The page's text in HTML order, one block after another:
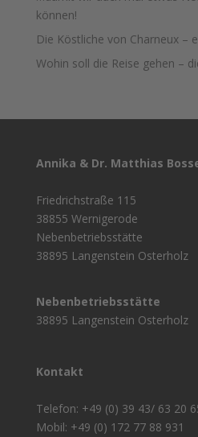
können!
Die Köstliche von Charneux –
Wohin soll die Reise gehen –
Annika & Dr. Matthias
Friedrichstraße 115
38855 Wernigerode
Nebenbetriebsstätte
38895 Langenstein Osterholz
Nebenbetriebsstätte
38895 Langenstein Osterholz
Kontakt
Telefon: +49 (0) 39 43/ 63 20
Mobil: +49 (0) 172 77 88 931